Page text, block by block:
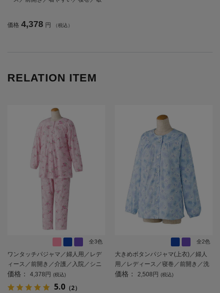
価格 4,378 円 （税込）
RELATION ITEM
全3色
ワンタッチパジャマ／婦人用／レデ
ィース／前開き／介護／入院／シニ
ア／寝巻／敬老の日／ギフト／プレ
ゼント 【CF】
価格： 4,378円 (税込)
5.0 （2）
全2色
大きめボタンパジャマ(上衣)／婦人
用／レディース／寝巻／前開き／洗
い替え／／敬老の日／ギフト／プレ
価格： 2,508円 (税込)